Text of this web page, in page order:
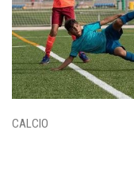
CALCIO